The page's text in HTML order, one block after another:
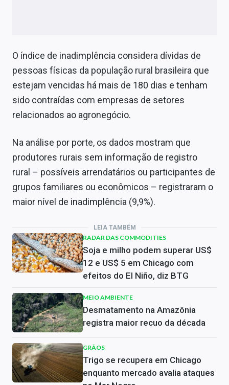
O índice de inadimplência considera dívidas de
pessoas físicas da população rural brasileira que
estejam vencidas há mais de 180 dias e tenham
sido contraídas com empresas de setores
relacionados ao agronegócio.
Na análise por porte, os dados mostram que
produtores rurais sem informação de registro
rural – possíveis arrendatários ou participantes de
grupos familiares ou econômicos – registraram o
maior nível de inadimplência (9,9%).
LEIA TAMBÉM
RADAR DAS COMMODITIES
Soja e milho podem superar US$
12 e US$ 5 em Chicago com
efeitos do El Niño, diz BTG
MEIO AMBIENTE
Desmatamento na Amazônia
registra maior recuo da década
GRÃOS
Trigo se recupera em Chicago
enquanto mercado avalia ataques